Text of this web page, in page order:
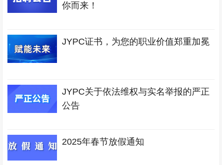
你而来！
JYPC证书，为您的职业价值郑重加冕
JYPC关于依法维权与实名举报的严正
公告
2025年春节放假通知